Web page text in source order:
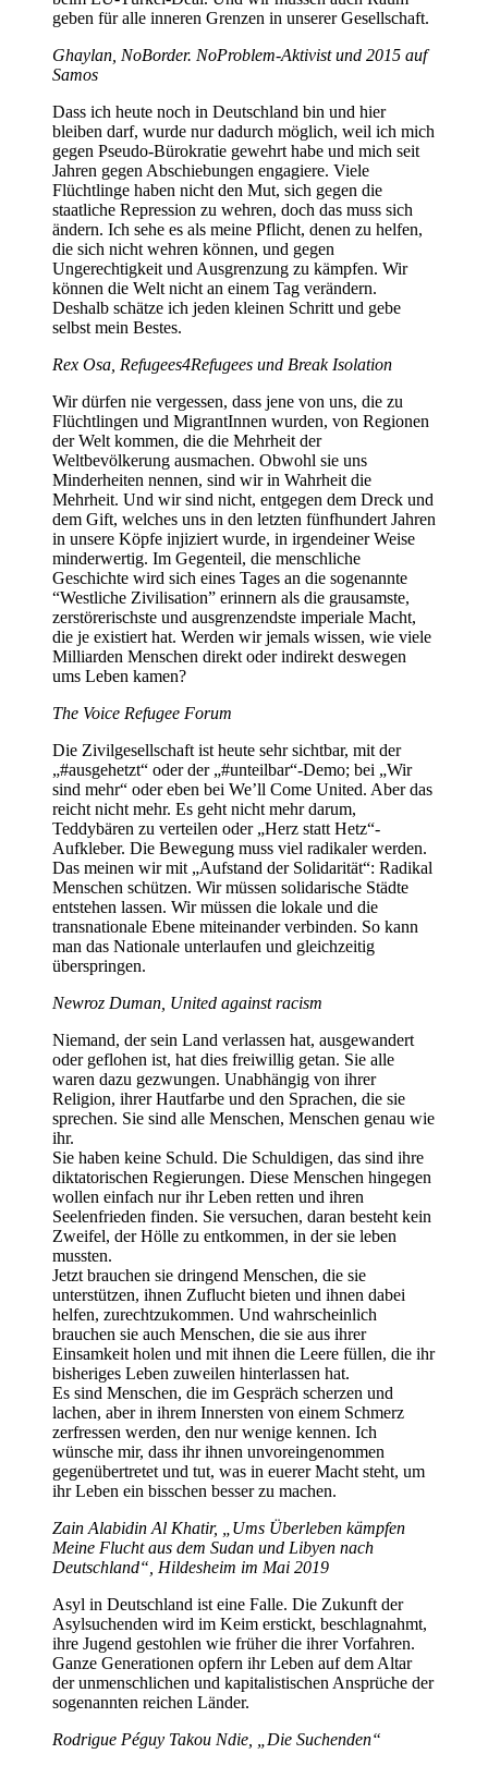
geben für alle inneren Grenzen in unserer Gesellschaft.
Ghaylan, NoBorder. NoProblem-Aktivist und 2015 auf
Samos
Dass ich heute noch in Deutschland bin und hier
bleiben darf, wurde nur dadurch möglich, weil ich mich
gegen Pseudo-Bürokratie gewehrt habe und mich seit
Jahren gegen Abschiebungen engagiere. Viele
Flüchtlinge haben nicht den Mut, sich gegen die
staatliche Repression zu wehren, doch das muss sich
ändern. Ich sehe es als meine Pflicht, denen zu helfen,
die sich nicht wehren können, und gegen
Ungerechtigkeit und Ausgrenzung zu kämpfen. Wir
können die Welt nicht an einem Tag verändern.
Deshalb schätze ich jeden kleinen Schritt und gebe
selbst mein Bestes.
Rex Osa, Refugees4Refugees und Break Isolation
Wir dürfen nie vergessen, dass jene von uns, die zu
Flüchtlingen und MigrantInnen wurden, von Regionen
der Welt kommen, die die Mehrheit der
Weltbevölkerung ausmachen. Obwohl sie uns
Minderheiten nennen, sind wir in Wahrheit die
Mehrheit. Und wir sind nicht, entgegen dem Dreck und
dem Gift, welches uns in den letzten fünfhundert Jahren
in unsere Köpfe injiziert wurde, in irgendeiner Weise
minderwertig. Im Gegenteil, die menschliche
Geschichte wird sich eines Tages an die sogenannte
“Westliche Zivilisation” erinnern als die grausamste,
zerstörerischste und ausgrenzendste imperiale Macht,
die je existiert hat. Werden wir jemals wissen, wie viele
Milliarden Menschen direkt oder indirekt deswegen
ums Leben kamen?
The Voice Refugee Forum
Die Zivilgesellschaft ist heute sehr sichtbar, mit der
„#ausgehetzt“ oder der „#unteilbar“-Demo; bei „Wir
sind mehr“ oder eben bei We’ll Come United. Aber das
reicht nicht mehr. Es geht nicht mehr darum,
Teddybären zu verteilen oder „Herz statt Hetz“-
Aufkleber. Die Bewegung muss viel radikaler werden.
Das meinen wir mit „Aufstand der Solidarität“: Radikal
Menschen schützen. Wir müssen solidarische Städte
entstehen lassen. Wir müssen die lokale und die
transnationale Ebene miteinander verbinden. So kann
man das Nationale unterlaufen und gleichzeitig
überspringen.
Newroz Duman, United against racism
Niemand, der sein Land verlassen hat, ausgewandert
oder geflohen ist, hat dies freiwillig getan. Sie alle
waren dazu gezwungen. Unabhängig von ihrer
Religion, ihrer Hautfarbe und den Sprachen, die sie
sprechen. Sie sind alle Menschen, Menschen genau wie
ihr.
Sie haben keine Schuld. Die Schuldigen, das sind ihre
diktatorischen Regierungen. Diese Menschen hingegen
wollen einfach nur ihr Leben retten und ihren
Seelenfrieden finden. Sie versuchen, daran besteht kein
Zweifel, der Hölle zu entkommen, in der sie leben
mussten.
Jetzt brauchen sie dringend Menschen, die sie
unterstützen, ihnen Zuflucht bieten und ihnen dabei
helfen, zurechtzukommen. Und wahrscheinlich
brauchen sie auch Menschen, die sie aus ihrer
Einsamkeit holen und mit ihnen die Leere füllen, die ihr
bisheriges Leben zuweilen hinterlassen hat.
Es sind Menschen, die im Gespräch scherzen und
lachen, aber in ihrem Innersten von einem Schmerz
zerfressen werden, den nur wenige kennen. Ich
wünsche mir, dass ihr ihnen unvoreingenommen
gegenübertretet und tut, was in euerer Macht steht, um
ihr Leben ein bisschen besser zu machen.
Zain Alabidin Al Khatir, „Ums Überleben kämpfen
Meine Flucht aus dem Sudan und Libyen nach
Deutschland“, Hildesheim im Mai 2019
Asyl in Deutschland ist eine Falle. Die Zukunft der
Asylsuchenden wird im Keim erstickt, beschlagnahmt,
ihre Jugend gestohlen wie früher die ihrer Vorfahren.
Ganze Generationen opfern ihr Leben auf dem Altar
der unmenschlichen und kapitalistischen Ansprüche der
sogenannten reichen Länder.
Rodrigue Péguy Takou Ndie, „Die Suchenden“